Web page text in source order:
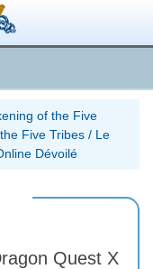
of the Five
Five Tribes / Le
Dévoilé
Quest X